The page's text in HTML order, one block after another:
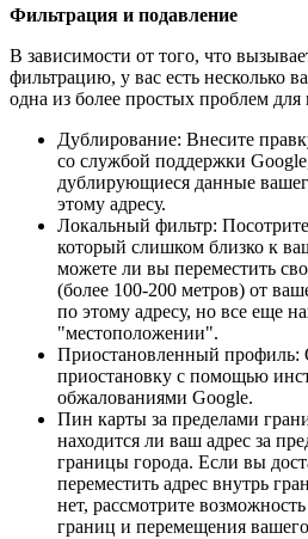
Фильтрация и подавление
В зависимости от того, что
фильтрацию, у вас есть несколько
одна из более простых проблем для
Дублирование: Внесите
со службой поддержки
дублирующиеся данные
этому адресу.
Локальный фильтр:
который слишком близко к
можете ли вы переместить
(более 100-200 метров) от
по этому адресу, но все еще
"местоположении".
Приостановленный профиль:
приостановку с помощью
обжалованиями Google.
Пин карты за пределами
находится ли ваш адрес за
границы города. Если вы
переместить адрес внутрь
нет, рассмотрите
границ и перемещения